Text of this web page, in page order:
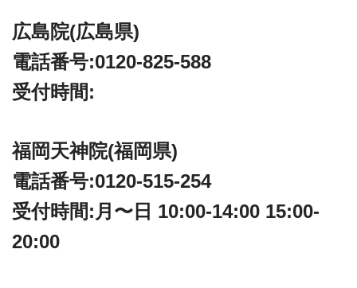
広島院(広島県)
電話番号:0120-825-588
受付時間:
福岡天神院(福岡県)
電話番号:0120-515-254
受付時間:月〜日 10:00-14:00 15:00-
20:00